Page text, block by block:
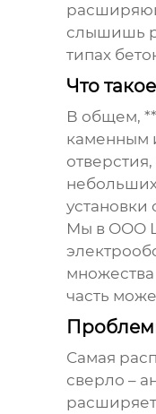
слышишь
типах
Что
В общем,
каменным
установки
Мы в ООО
часть
Самая
сверло –